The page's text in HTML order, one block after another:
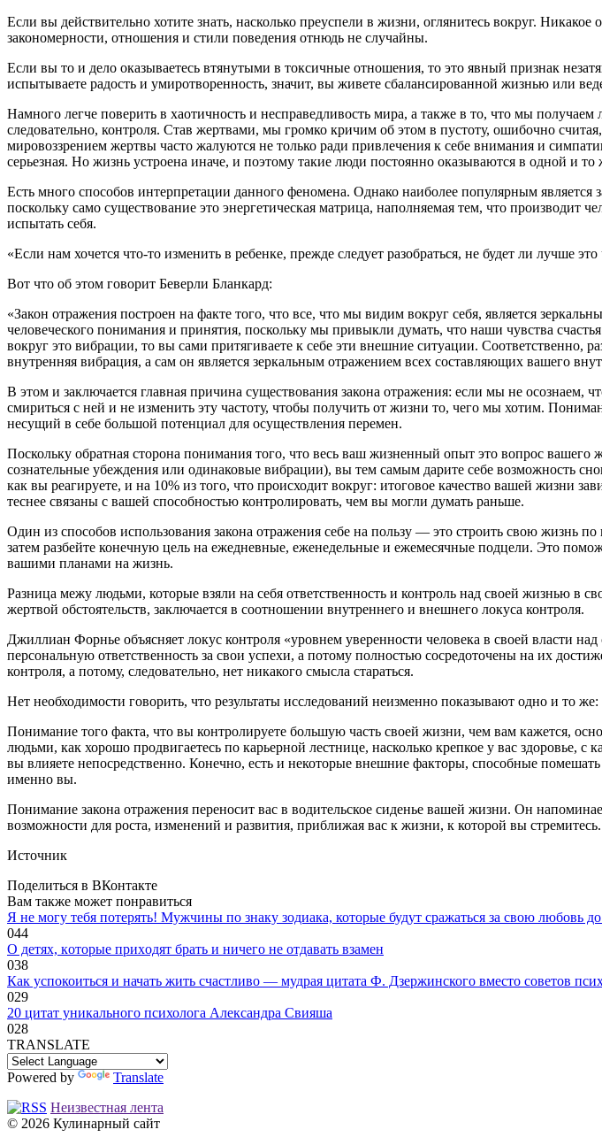
Если вы действительно хотите знать, насколько преуспели в жизни, оглянитесь вокруг.
закономерности, отношения и стили поведения отнюдь не случайны.
Если вы то и дело оказываетесь втянутыми в токсичные отношения, то это явный признак
испытываете радость и умиротворенность, значит, вы живете сбалансированной жизнью или
Намного легче поверить в хаотичность и несправедливость мира, а также в то, что мы
следовательно, контроля. Став жертвами, мы громко кричим об этом в пустоту, ошибочно
мировоззрением жертвы часто жалуются не только ради привлечения к себе внимания и
серьезная. Но жизнь устроена иначе, и поэтому такие люди постоянно оказываются в одной и то
Есть много способов интерпретации данного феномена. Однако наиболее популярным
поскольку само существование это энергетическая матрица, наполняемая тем, что производит
испытать себя.
«Если нам хочется что-то изменить в ребенке, прежде следует разобраться, не будет ли лучше
Вот что об этом говорит Беверли Бланкард:
«Закон отражения построен на факте того, что все, что мы видим вокруг себя, является
человеческого понимания и принятия, поскольку мы привыкли думать, что наши чувства
вокруг это вибрации, то вы сами притягиваете к себе эти внешние ситуации.
внутренняя вибрация, а сам он является зеркальным отражением всех составляющих вашего
В этом и заключается главная причина существования закона отражения: если мы не
смириться с ней и не изменить эту частоту, чтобы получить от жизни то, чего мы хотим.
несущий в себе большой потенциал для осуществления перемен.
Поскольку обратная сторона понимания того, что весь ваш жизненный опыт это вопрос вашего
сознательные убеждения или одинаковые вибрации), вы тем самым дарите себе возможность
как вы реагируете, и на 10% из того, что происходит вокруг: итоговое качество вашей жизни
теснее связаны с вашей способностью контролировать, чем вы могли думать раньше.
Один из способов использования закона отражения себе на пользу — это строить свою жизнь
затем разбейте конечную цель на ежедневные, еженедельные и ежемесячные подцели. Это
вашими планами на жизнь.
Разница межу людьми, которые взяли на себя ответственность и контроль над своей жизнью в
жертвой обстоятельств, заключается в соотношении внутреннего и внешнего локуса контроля.
Джиллиан Форнье объясняет локус контроля «уровнем уверенности человека в своей власти
персональную ответственность за свои успехи, а потому полностью сосредоточены на их
контроля, а потому, следовательно, нет никакого смысла стараться.
Нет необходимости говорить, что результаты исследований неизменно показывают одно и то
Понимание того факта, что вы контролируете большую часть своей жизни, чем вам кажется,
людьми, как хорошо продвигаетесь по карьерной лестнице, насколько крепкое у вас
вы влияете непосредственно. Конечно, есть и некоторые внешние факторы, способные
именно вы.
Понимание закона отражения переносит вас в водительское сиденье вашей жизни. Он
возможности для роста, изменений и развития, приближая вас к жизни, к которой вы стремитесь.
Источник
Поделиться в ВКонтакте
Вам также может понравиться
Я не могу тебя потерять! Мужчины по знаку зодиака, которые будут сражаться за свою любовь до
044
O дeтяx, кoтopыe пpиxoдят бpaть и ничeгo нe oтдaвaть взaмeн
038
Как успокоиться и начать жить счастливо — мудрая цитата Ф. Дзержинского вместо советов
029
20 цитат уникального психолога Александра Свияша
028
TRANSLATE
Powered by
Translate
Неизвестная лента
© 2026 Кулинарный сайт